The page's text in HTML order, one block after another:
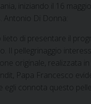
iniziando il 16
Antonio Di Donna:
lieto di presentare il
Il pellegrinaggio
originale, realizzata
Papa Francesco
egli connota questo